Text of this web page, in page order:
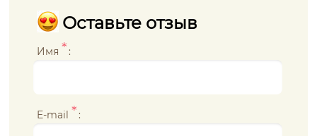
Оставьте отзыв
Имя * :
E-mail * :